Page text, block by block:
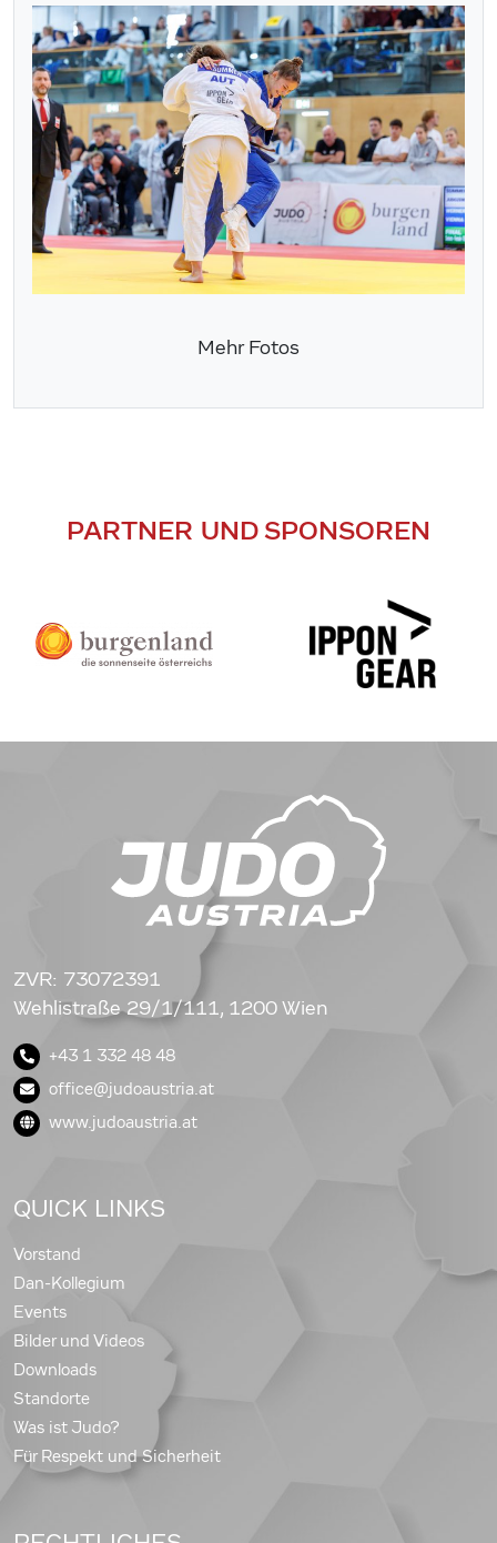
Mehr Fotos
PARTNER UND SPONSOREN
ZVR: 73072391
Wehlistraße 29/1/111, 1200 Wien
+43 1 332 48 48
office@judoaustria.at
www.judoaustria.at
QUICK LINKS
Vorstand
Dan-Kollegium
Events
Bilder und Videos
Downloads
Standorte
Was ist Judo?
Für Respekt und Sicherheit